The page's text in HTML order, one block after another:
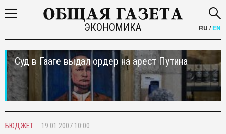
ЭКОНОМИКА RU /EN
Суд в Гааге выдал ордер на арест Путина
БЮДЖЕТ 19.01.2007 10:00